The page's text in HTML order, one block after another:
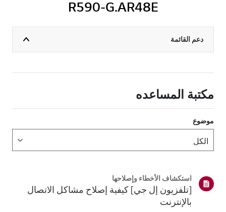
R590-G.AR48E
دعم القائمة
مكتبة المساعده
موضوع
استكشاف الأخطاء وإصلاحها
[تلفزيون إل جي] كيفية إصلاح مشاكل الاتصال
بالإنترنت